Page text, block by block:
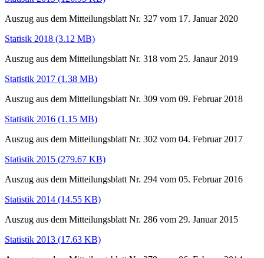
Auszug aus dem Mitteilungsblatt Nr. 327 vom 17. Januar 2020
Statisik 2018 (3.12 MB)
Auszug aus dem Mitteilungsblatt Nr. 318 vom 25. Janaur 2019
Statistik 2017 (1.38 MB)
Auszug aus dem Mitteilungsblatt Nr. 309 vom 09. Februar 2018
Statistik 2016 (1.15 MB)
Auszug aus dem Mitteilungsblatt Nr. 302 vom 04. Februar 2017
Statistik 2015 (279.67 KB)
Auszug aus dem Mitteilungsblatt Nr. 294 vom 05. Februar 2016
Statistik 2014 (14.55 KB)
Auszug aus dem Mitteilungsblatt Nr. 286 vom 29. Januar 2015
Statistik 2013 (17.63 KB)